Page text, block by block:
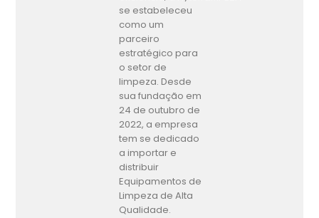
se estabeleceu
como um
parceiro
estratégico para
o setor de
limpeza. Desde
sua fundação em
24 de outubro de
2022, a empresa
tem se dedicado
a importar e
distribuir
Equipamentos de
Limpeza de Alta
Qualidade.